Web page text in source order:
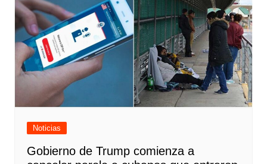
Noticias
Gobierno de Trump comienza a